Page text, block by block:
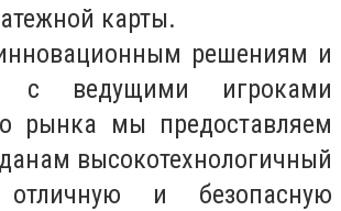
карты.
решениям и
с ведущими игроками
рынка мы предоставляем
высокотехнологичный
и безопасную